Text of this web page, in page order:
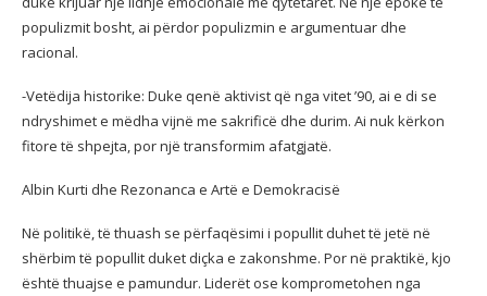
populizmit bosht, ai përdor populizmin e argumentuar dhe
racional.
-Vetëdija historike: Duke qenë aktivist që nga vitet ’90, ai e di se
ndryshimet e mëdha vijnë me sakrificë dhe durim. Ai nuk kërkon
fitore të shpejta, por një transformim afatgjatë.
Albin Kurti dhe Rezonanca e Artë e Demokracisë
Në politikë, të thuash se përfaqësimi i popullit duhet të jetë në
shërbim të popullit duket diçka e zakonshme. Por në praktikë, kjo
është thuajse e pamundur. Liderët ose komprometohen nga